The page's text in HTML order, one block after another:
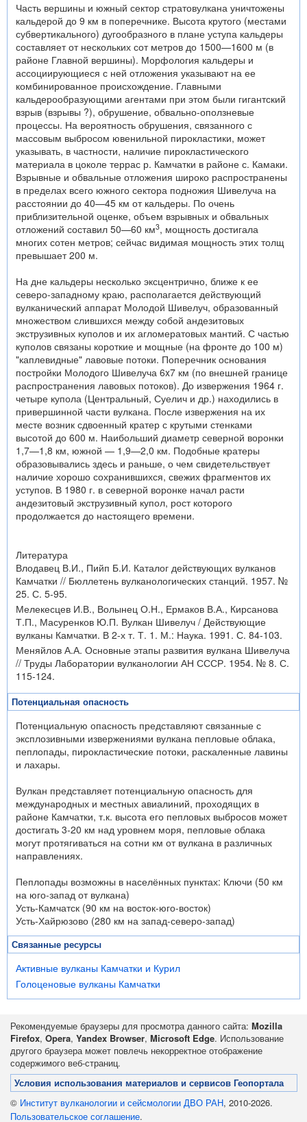
Часть вершины и южный сектор стратовулкана уничтожены
кальдерой до 9 км в поперечнике. Высота крутого (местами
субвертикального) дугообразного в плане уступа кальдеры
составляет от нескольких сот метров до 1500—1600 м (в
районе Главной вершины). Морфология кальдеры и
ассоциирующиеся с ней отложения указывают на ее
комбинированное происхождение. Главными
кальдерообразующими агентами при этом были гигантский
взрыв (взрывы ?), обрушение, обвально-оползневые
процессы. На вероятность обрушения, связанного с
массовым выбросом ювенильной пирокластики, может
указывать, в частности, наличие пирокластического
материала в цоколе террас р. Камчатки в районе с. Камаки.
Взрывные и обвальные отложения широко распространены
в пределах всего южного сектора подножия Шивелуча на
расстоянии до 40—45 км от кальдеры. По очень
приблизительной оценке, объем взрывных и обвальных
отложений составил 50—60 км3, мощность достигала
многих сотен метров; сейчас видимая мощность этих толщ
превышает 200 м.
На дне кальдеры несколько эксцентрично, ближе к ее
северо-западному краю, располагается действующий
вулканический аппарат Молодой Шивелуч, образованный
множеством слившихся между собой андезитовых
экструзивных куполов и их агломератовых мантий. С частью
куполов связаны короткие и мощные (на фронте до 100 м)
"каплевидные" лавовые потоки. Поперечник основания
постройки Молодого Шивелуча 6x7 км (по внешней границе
распространения лавовых потоков). До извержения 1964 г.
четыре купола (Центральный, Суелич и др.) находились в
привершинной части вулкана. После извержения на их
месте возник сдвоенный кратер с крутыми стенками
высотой до 600 м. Наибольший диаметр северной воронки
1,7—1,8 км, южной — 1,9—2,0 км. Подобные кратеры
образовывались здесь и раньше, о чем свидетельствует
наличие хорошо сохранившихся, свежих фрагментов их
уступов. В 1980 г. в северной воронке начал расти
андезитовый экструзивный купол, рост которого
продолжается до настоящего времени.
Литература
Влодавец В.И., Пийп Б.И. Каталог действующих вулканов
Камчатки // Бюллетень вулканологических станций. 1957. №
25. С. 5-95.
Мелекесцев И.В., Волынец О.Н., Ермаков В.А., Кирсанова
Т.П., Масуренков Ю.П. Вулкан Шивелуч / Действующие
вулканы Камчатки. В 2-х т. Т. 1. М.: Наука. 1991. С. 84-103.
Меняйлов А.А. Основные этапы развития вулкана Шивелуча
// Труды Лаборатории вулканологии АН СССР. 1954. № 8. С.
115-124.
Потенциальная опасность
Потенциальную опасность представляют связанные с
эксплозивными извержениями вулкана пепловые облака,
пеплопады, пирокластические потоки, раскаленные лавины
и лахары.
Вулкан представляет потенциальную опасность для
международных и местных авиалиний, проходящих в
районе Камчатки, т.к. высота его пепловых выбросов может
достигать 3-20 км над уровнем моря, пепловые облака
могут протягиваться на сотни км от вулкана в различных
направлениях.
Пеплопады возможны в населённых пунктах: Ключи (50 км
на юго-запад от вулкана)
Усть-Камчатск (90 км на восток-юго-восток)
Усть-Хайрюзово (280 км на запад-северо-запад)
Связанные ресурсы
Активные вулканы Камчатки и Курил
Голоценовые вулканы Камчатки
Рекомендуемые браузеры для просмотра данного сайта: Mozilla
Firefox, Opera, Yandex Browser, Microsoft Edge. Использование
другого браузера может повлечь некорректное отображение
содержимого веб-страниц.
Условия использования материалов и сервисов Геопортала
© Институт вулканологии и сейсмологии ДВО РАН, 2010-2026.
Пользовательское соглашение.